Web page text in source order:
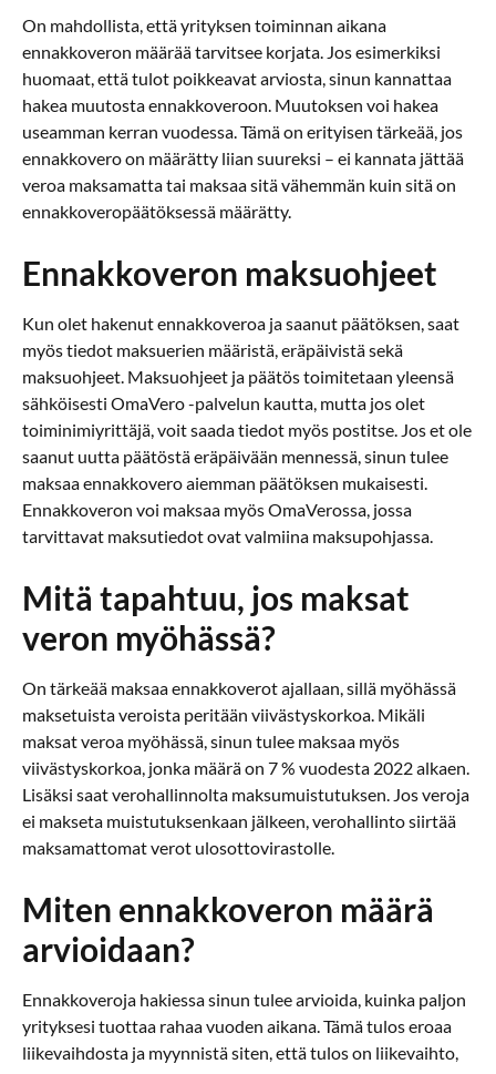
On mahdollista, että yrityksen toiminnan aikana
ennakkoveron määrää tarvitsee korjata. Jos esimerkiksi
huomaat, että tulot poikkeavat arviosta, sinun kannattaa
hakea muutosta ennakkoveroon. Muutoksen voi hakea
useamman kerran vuodessa. Tämä on erityisen tärkeää, jos
ennakkovero on määrätty liian suureksi – ei kannata jättää
veroa maksamatta tai maksaa sitä vähemmän kuin sitä on
ennakkoveropäätöksessä määrätty.
Ennakkoveron maksuohjeet
Kun olet hakenut ennakkoveroa ja saanut päätöksen, saat
myös tiedot maksuerien määristä, eräpäivistä sekä
maksuohjeet. Maksuohjeet ja päätös toimitetaan yleensä
sähköisesti OmaVero -palvelun kautta, mutta jos olet
toiminimiyrittäjä, voit saada tiedot myös postitse. Jos et ole
saanut uutta päätöstä eräpäivään mennessä, sinun tulee
maksaa ennakkovero aiemman päätöksen mukaisesti.
Ennakkoveron voi maksaa myös OmaVerossa, jossa
tarvittavat maksutiedot ovat valmiina maksupohjassa.
Mitä tapahtuu, jos maksat
veron myöhässä?
On tärkeää maksaa ennakkoverot ajallaan, sillä myöhässä
maksetuista veroista peritään viivästyskorkoa. Mikäli
maksat veroa myöhässä, sinun tulee maksaa myös
viivästyskorkoa, jonka määrä on 7 % vuodesta 2022 alkaen.
Lisäksi saat verohallinnolta maksumuistutuksen. Jos veroja
ei makseta muistutuksenkaan jälkeen, verohallinto siirtää
maksamattomat verot ulosottovirastolle.
Miten ennakkoveron määrä
arvioidaan?
Ennakkoveroja hakiessa sinun tulee arvioida, kuinka paljon
yrityksesi tuottaa rahaa vuoden aikana. Tämä tulos eroaa
liikevaihdosta ja myynnistä siten, että tulos on liikevaihto,